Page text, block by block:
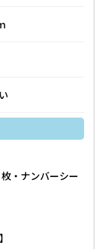
・ナンバーシー